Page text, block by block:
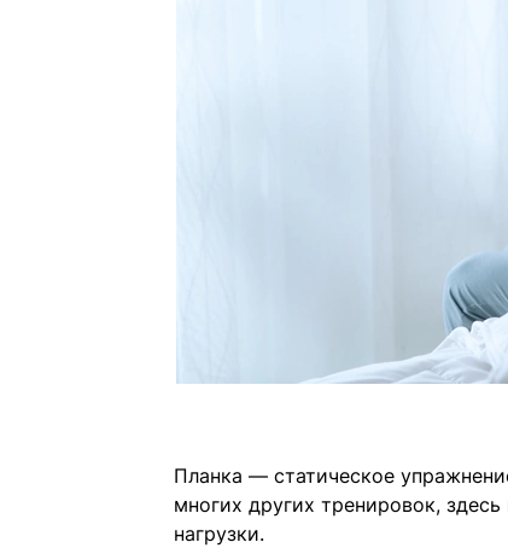
Планка — статическое
многих других тренировок,
нагрузки.